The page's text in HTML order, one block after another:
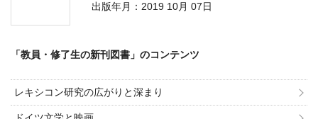
出版年月：2019 10月 07日
「教員・修了生の新刊図書」のコンテンツ
レキシコン研究の広がりと深まり